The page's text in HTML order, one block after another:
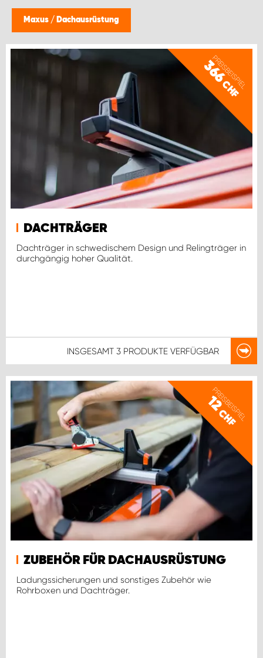
Maxus / Dachausrüstung
PREISBEISPIEL
366
CHF
DACHTRÄGER
Dachträger in schwedischem Design und Relingträger in
durchgängig hoher Qualität.
INSGESAMT 3 PRODUKTE VERFÜGBAR
PREISBEISPIEL
12
CHF
ZUBEHÖR FÜR DACHAUSRÜSTUNG
Ladungssicherungen und sonstiges Zubehör wie
Rohrboxen und Dachträger.